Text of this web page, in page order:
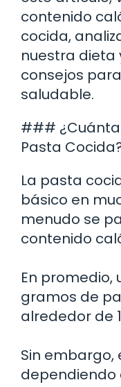
contenido
cocida,
nuestra dieta
consejos
saludable.
###
Pasta
La pasta
básico en
menudo se
contenido
En promedio,
gramos de
alrededor de
Sin
dependiendo